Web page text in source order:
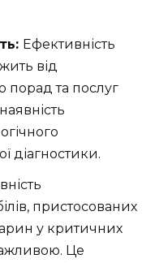
Ефективність
від
порад та послуг
діагностики.
пристосованих
у критичних
Це